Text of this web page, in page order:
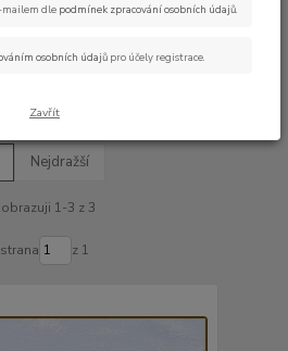
Nejdražší
1-3 z 3
strana z 1
mailem dle podmínek zpracování osobních údajů.
osobních údajů pro účely registrace.
Zavřít